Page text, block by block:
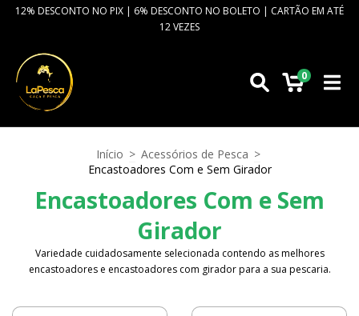
12% DESCONTO NO PIX | 6% DESCONTO NO BOLETO | CARTÃO EM ATÉ
12 VEZES
0
Início > Acessórios de Pesca >
Encastoadores Com e Sem Girador
Encastoadores Com e Sem
Girador
Variedade cuidadosamente selecionada contendo as melhores
encastoadores e encastoadores com girador para a sua pescaria.